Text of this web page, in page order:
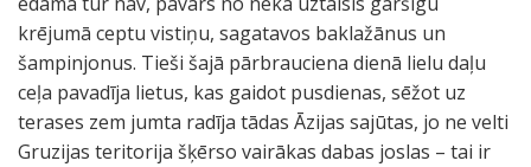
krējumā ceptu vistiņu, sagatavos baklažānus un
šampinjonus. Tieši šajā pārbrauciena dienā lielu daļu
ceļa pavadīja lietus, kas gaidot pusdienas, sēžot uz
terases zem jumta radīja tādas Āzijas sajūtas, jo ne velti
Gruzijas teritorija šķērso vairākas dabas joslas – tai ir